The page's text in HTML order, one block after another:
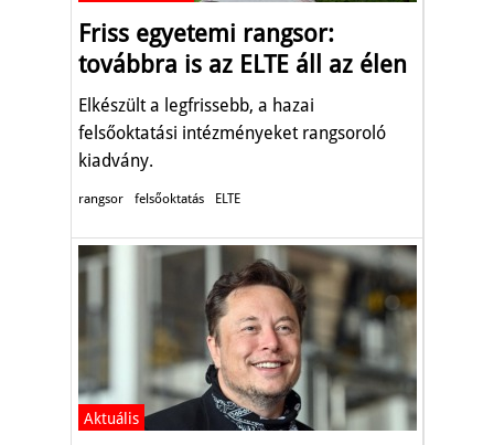
Friss egyetemi rangsor:
továbbra is az ELTE áll az élen
Elkészült a legfrissebb, a hazai
felsőoktatási intézményeket rangsoroló
kiadvány.
rangsor felsőoktatás ELTE
Aktuális